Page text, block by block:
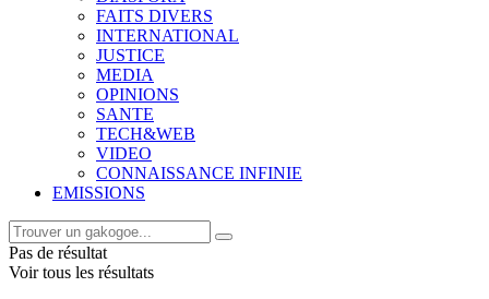
FAITS DIVERS
INTERNATIONAL
JUSTICE
MEDIA
OPINIONS
SANTE
TECH&WEB
VIDEO
CONNAISSANCE INFINIE
EMISSIONS
Pas de résultat
Voir tous les résultats